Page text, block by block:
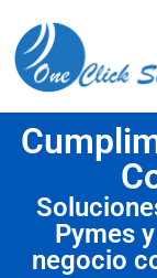
Pymes
negocio